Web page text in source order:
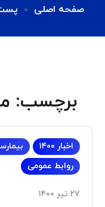
صفحه اصلی
برچسب:
اخبار ۱۴۰۰
روابط عمومی
۲۷ تیر ۱۴۰۰